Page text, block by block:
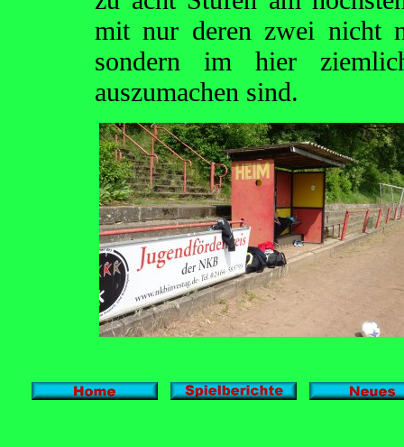
mit nur deren zwei nicht
sondern im hier
auszumachen sind.